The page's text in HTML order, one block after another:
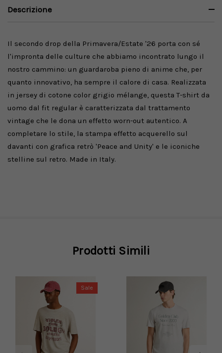
Descrizione
Il secondo drop della Primavera/Estate '26 porta con sé
l'impronta delle culture che abbiamo incontrato lungo il
nostro cammino: un guardaroba pieno di anime che, per
quanto innovativo, ha sempre il calore di casa. Realizzata
in jersey di cotone color grigio mélange, questa T-shirt da
uomo dal fit regular è caratterizzata dal trattamento
vintage che le dona un effetto worn-out autentico. A
completare lo stile, la stampa effetto acquerello sul
davanti con grafica retrò 'Peace and Unity' e le iconiche
stelline sul retro. Made in Italy.
Prodotti Simili
Sale